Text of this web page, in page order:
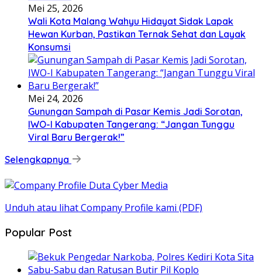
Mei 25, 2026
Wali Kota Malang Wahyu Hidayat Sidak Lapak
Hewan Kurban, Pastikan Ternak Sehat dan Layak
Konsumsi
Mei 24, 2026
Gunungan Sampah di Pasar Kemis Jadi Sorotan,
IWO-I Kabupaten Tangerang: “Jangan Tunggu
Viral Baru Bergerak!”
Selengkapnya
Unduh atau lihat Company Profile kami (PDF)
Popular Post